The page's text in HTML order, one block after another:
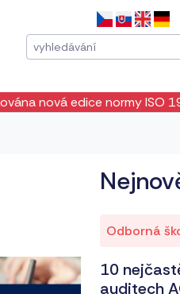
normy ISO 19011:2026.
Odborná
10
auditech